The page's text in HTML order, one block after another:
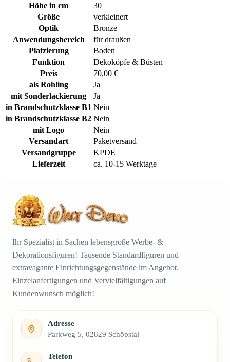
Höhe in cm
30
Größe
verkleinert
Optik
Bronze
Anwendungsbereich
für draußen
Platzierung
Boden
Funktion
Dekoköpfe & Büsten
Preis
70,00 €
als Rohling
Ja
mit Sonderlackierung
Ja
in Brandschutzklasse B1 Nein
in Brandschutzklasse B2 Nein
mit Logo
Nein
Versandart
Paketversand
Versandgruppe
KPDE
Lieferzeit
ca. 10-15 Werktage
Ihr Spezialist in Sachen lebensgroße Werbe- &
Dekorationsfiguren! Tausende Standardfiguren und
extravagante Einrichtungsgegenstände im Angebot.
Einzelanfertigungen und Vervielfältigungen auf
Kundenwunsch möglich!
Adresse
Parkweg 5, 02829 Schöpstal
Telefon